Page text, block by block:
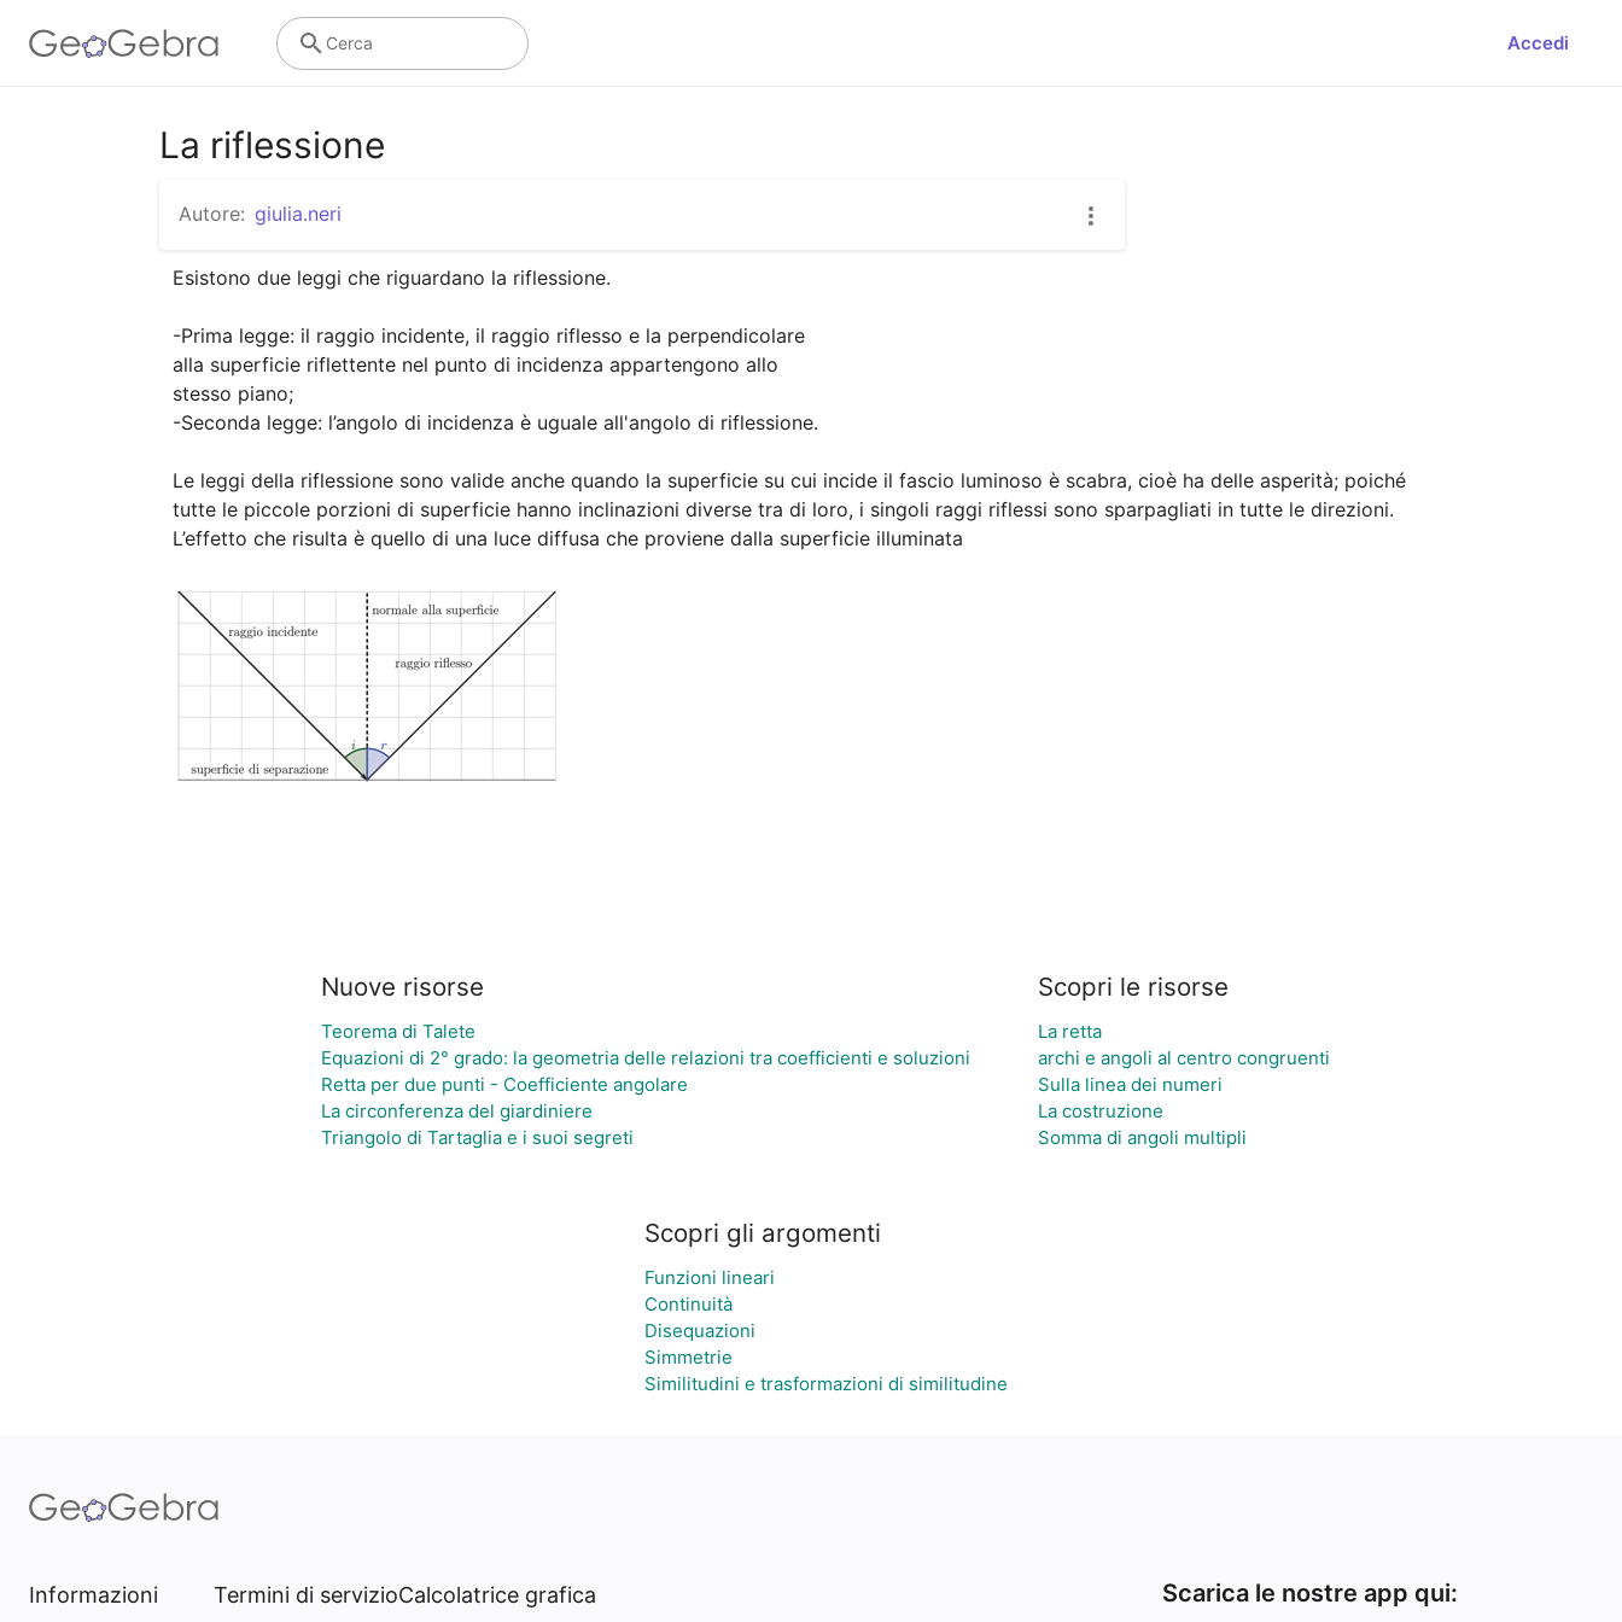
Accedi
Cerca
La riflessione
Autore: giulia.neri
Esistono due leggi che riguardano la riflessione.
-Prima legge: il raggio incidente, il raggio riflesso e la perpendicolare
alla superficie riflettente nel punto di incidenza appartengono allo
stesso piano;
-Seconda legge: l’angolo di incidenza è uguale all'angolo di riflessione.
Le leggi della riflessione sono valide anche quando la superficie su cui incide il fascio luminoso è scabra, cioè ha delle asperità; poiché
tutte le piccole porzioni di superficie hanno inclinazioni diverse tra di loro, i singoli raggi riflessi sono sparpagliati in tutte le direzioni.
L’effetto che risulta è quello di una luce diffusa che proviene dalla superficie illuminata
Nuove risorse
Teorema di Talete
Equazioni di 2° grado: la geometria delle relazioni tra coefficienti e soluzioni
Retta per due punti - Coefficiente angolare
La circonferenza del giardiniere
Triangolo di Tartaglia e i suoi segreti
Scopri le risorse
La retta
archi e angoli al centro congruenti
Sulla linea dei numeri
La costruzione
Somma di angoli multipli
Scopri gli argomenti
Funzioni lineari
Continuità
Disequazioni
Simmetrie
Similitudini e trasformazioni di similitudine
Informazioni Termini di servizioCalcolatrice grafica Scarica le nostre app qui: